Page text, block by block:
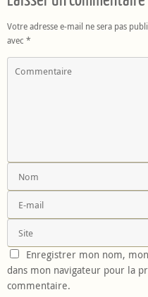
Votre adresse e-mail ne sera pas
avec *
Enregistrer mon nom,
dans mon navigateur pour la
commentaire.